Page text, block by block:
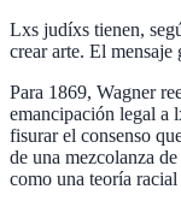
Lxs judíxs tienen,
crear arte. El
Para 1869, Wagner
emancipación legal a
fisurar el consenso
de una mezcolanza
como una teoría